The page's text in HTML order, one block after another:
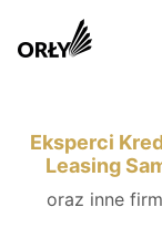
Eksperci
Leasing
oraz inne